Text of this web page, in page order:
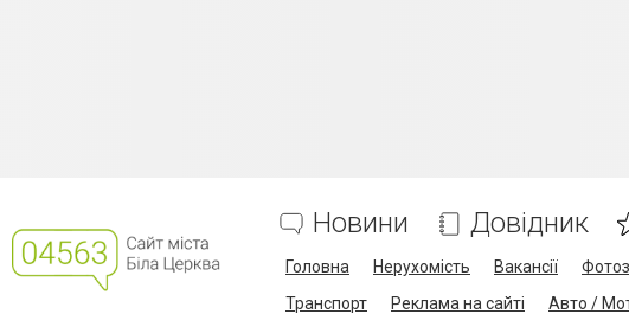
Новини Довідник
Головна Нерухомість Вакансії
Транспорт
Реклама на сайті Авто /